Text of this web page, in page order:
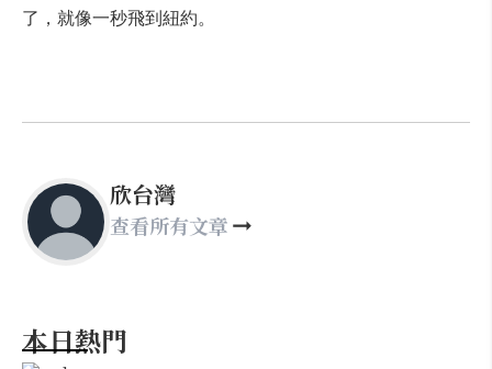
了，就像一秒飛到紐約。
欣台灣
查看所有文章
本日熱門